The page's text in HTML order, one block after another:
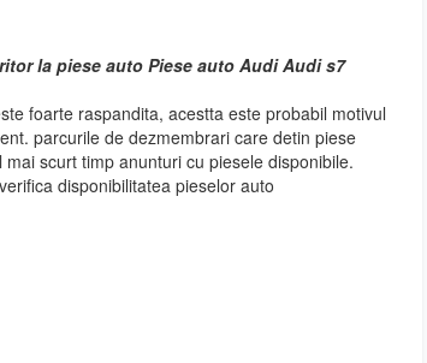
la piese auto Piese auto Audi Audi s7
foarte raspandita, acestta este probabil motivul
parcurile de dezmembrari care detin piese
scurt timp anunturi cu piesele disponibile.
disponibilitatea pieselor auto